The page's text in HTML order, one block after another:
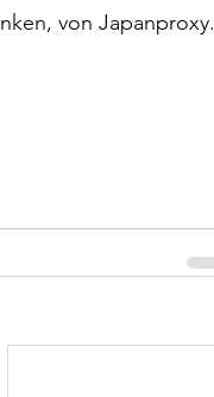
von Japanproxy.